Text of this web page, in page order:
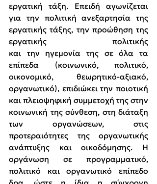
εργατική τάξη. Επειδή αγωνίζεται
για την πολιτική ανεξαρτησία της
εργατικής τάξης, την προώθηση της
εργατικής πολιτικής
και την ηγεμονία της σε όλα τα
επίπεδα (κοινωνικό, πολιτικό,
οικονομικό, θεωρητικό-αξιακό,
οργανωτικό), επιδιώκει την ποιοτική
και πλειοψηφική συμμετοχή της στην
κοινωνική της σύνθεση, στη διάταξη
των οργανώσεων, στις
προτεραιότητες της οργανωτικής
ανάπτυξης και οικοδόμησης. Η
οργάνωση σε προγραμματικό,
πολιτικό και οργανωτικό επίπεδο